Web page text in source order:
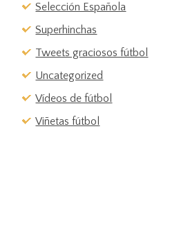
Selección Española
Superhinchas
Tweets graciosos fútbol
Uncategorized
Vídeos de fútbol
Viñetas fútbol